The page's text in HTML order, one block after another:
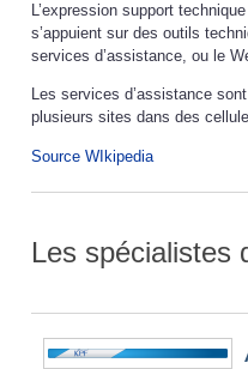
L’expression support
s’appuient sur des outils
services d’assistance, ou le
Les services d’assistance
plusieurs sites dans des
Source WIkipedia
Les spécialistes